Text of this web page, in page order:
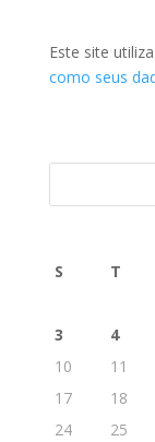
Este site
como seus
S T
3
4
10
11
17
18
24
25